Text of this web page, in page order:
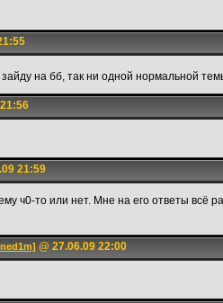
на бб, так ни одной нормальной
21:59
ч0-то или нет. Мне на его ответы всё
@ 27.06.09 22:00